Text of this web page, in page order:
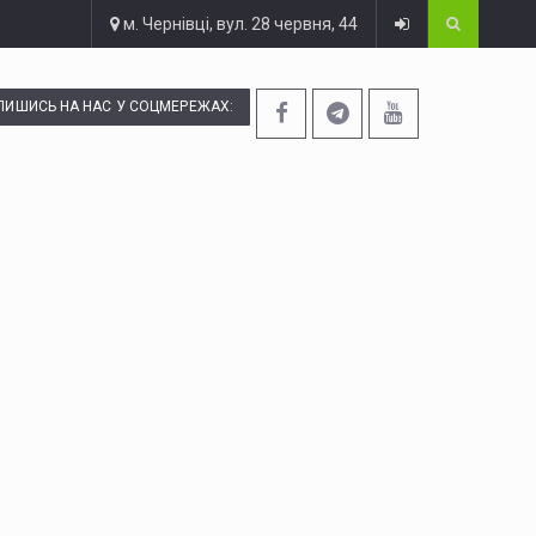
м. Чернівці, вул. 28 червня, 44
НА НАС У СОЦМЕРЕЖАХ: